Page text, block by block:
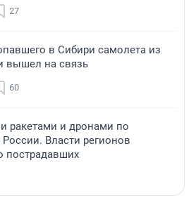
27
в Сибири самолета из
вышел на связь
60
ракетами и дронами по
России. Власти регионов
пострадавших